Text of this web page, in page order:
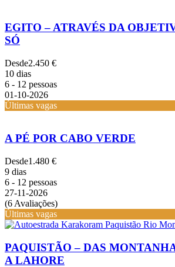
EGITO – ATRAVÉS DA
SÓ
Desde2.450 €
10 dias
6 - 12 pessoas
01-10-2026
Últimas vagas
A PÉ POR CABO VERDE
Desde1.480 €
9 dias
6 - 12 pessoas
27-11-2026
(6 Avaliações)
Últimas vagas
PAQUISTÃO – DAS
A LAHORE